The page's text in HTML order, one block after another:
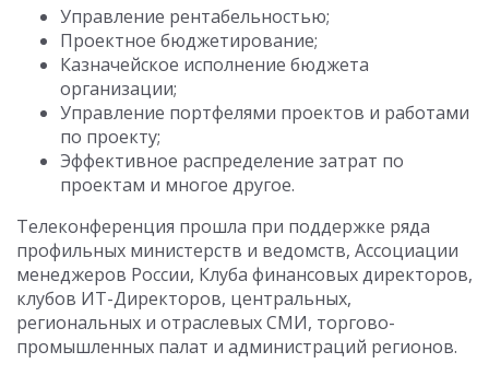
Управление рентабельностью;
Проектное бюджетирование;
Казначейское исполнение бюджета
организации;
Управление портфелями проектов и работами
по проекту;
Эффективное распределение затрат по
проектам и многое другое.
Телеконференция прошла при поддержке ряда
профильных министерств и ведомств, Ассоциации
менеджеров России, Клуба финансовых директоров,
клубов ИТ-Директоров, центральных,
региональных и отраслевых СМИ, торгово-
промышленных палат и администраций регионов.